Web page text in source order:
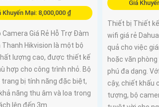
Khuyến Mại: 8,000,000 ₫
Camera Giá Rẻ Hỗ Trợ Đàm
Thanh Hikvision là một bộ
lượng cao, được thiết kế
hợp cho công trình nhỏ. Bộ
bị tính năng đặc biệt,
năng thu âm và loa trong
lên đến 3m
Giá
Thiết bị Thiết
wifi giá rẻ
quả cho việc
hoặc văn
phú đa dạng.
cậy, chiết khấu
tượng, bộ